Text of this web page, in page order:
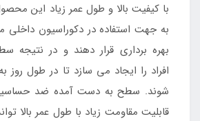
با کیفیت بالا و طول عمر زیاد این
به جهت استفاده در دکوراسیون داخلی
بهره برداری قرار دهند و در
افراد را ایجاد می سازد تا در طول
شوند. سطح به دست آمده ضد
قابلیت مقاومت زیاد با طول عمر بالا